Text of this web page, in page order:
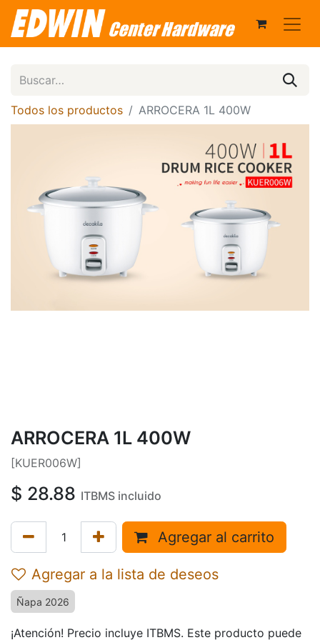
Todos los productos ARROCERA 1L 400W
ARROCERA 1L 400W
[KUER006W]
$ 28.88 ITBMS incluido
Agregar al carrito
Agregar a la lista de deseos
Ñapa 2026
¡Atención! Precio incluye ITBMS. Este producto puede